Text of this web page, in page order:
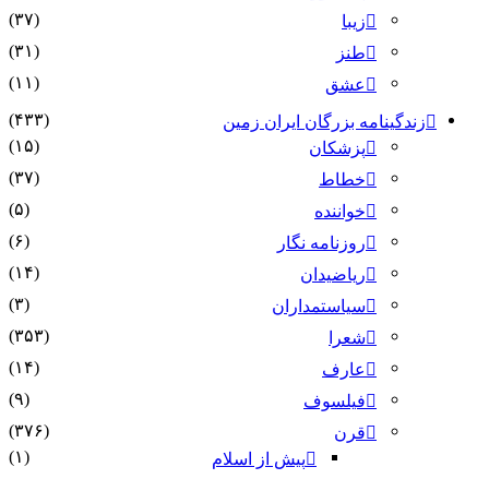
زیبا
(۳۷)
طنز
(۳۱)
عشق
(۱۱)
زندگینامه بزرگان ایران زمین
(۴۳۳)
پزشکان
(۱۵)
خطاط
(۳۷)
خواننده
(۵)
روزنامه نگار
(۶)
ریاضیدان
(۱۴)
سیاستمداران
(۳)
شعرا
(۳۵۳)
عارف
(۱۴)
فیلسوف
(۹)
قرن
(۳۷۶)
پیش از اسلام
(۱)